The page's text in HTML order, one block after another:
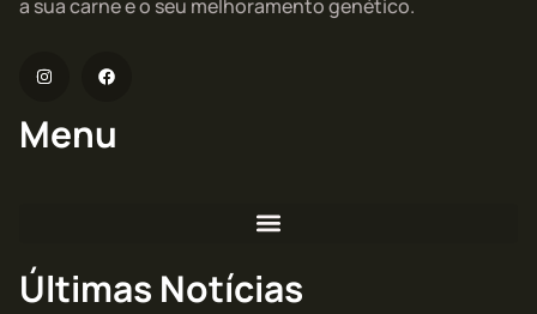
a sua carne e o seu melhoramento genético.
Menu
Últimas Notícias